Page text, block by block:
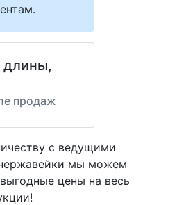
длины,
продаж
с ведущими
мы можем
выгодные цены на весь